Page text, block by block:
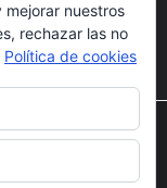
en
o
nuestros
rechazar las no
Política de cookies